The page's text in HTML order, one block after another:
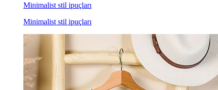
Minimalist stil ipuçları
Minimalist stil ipuçları